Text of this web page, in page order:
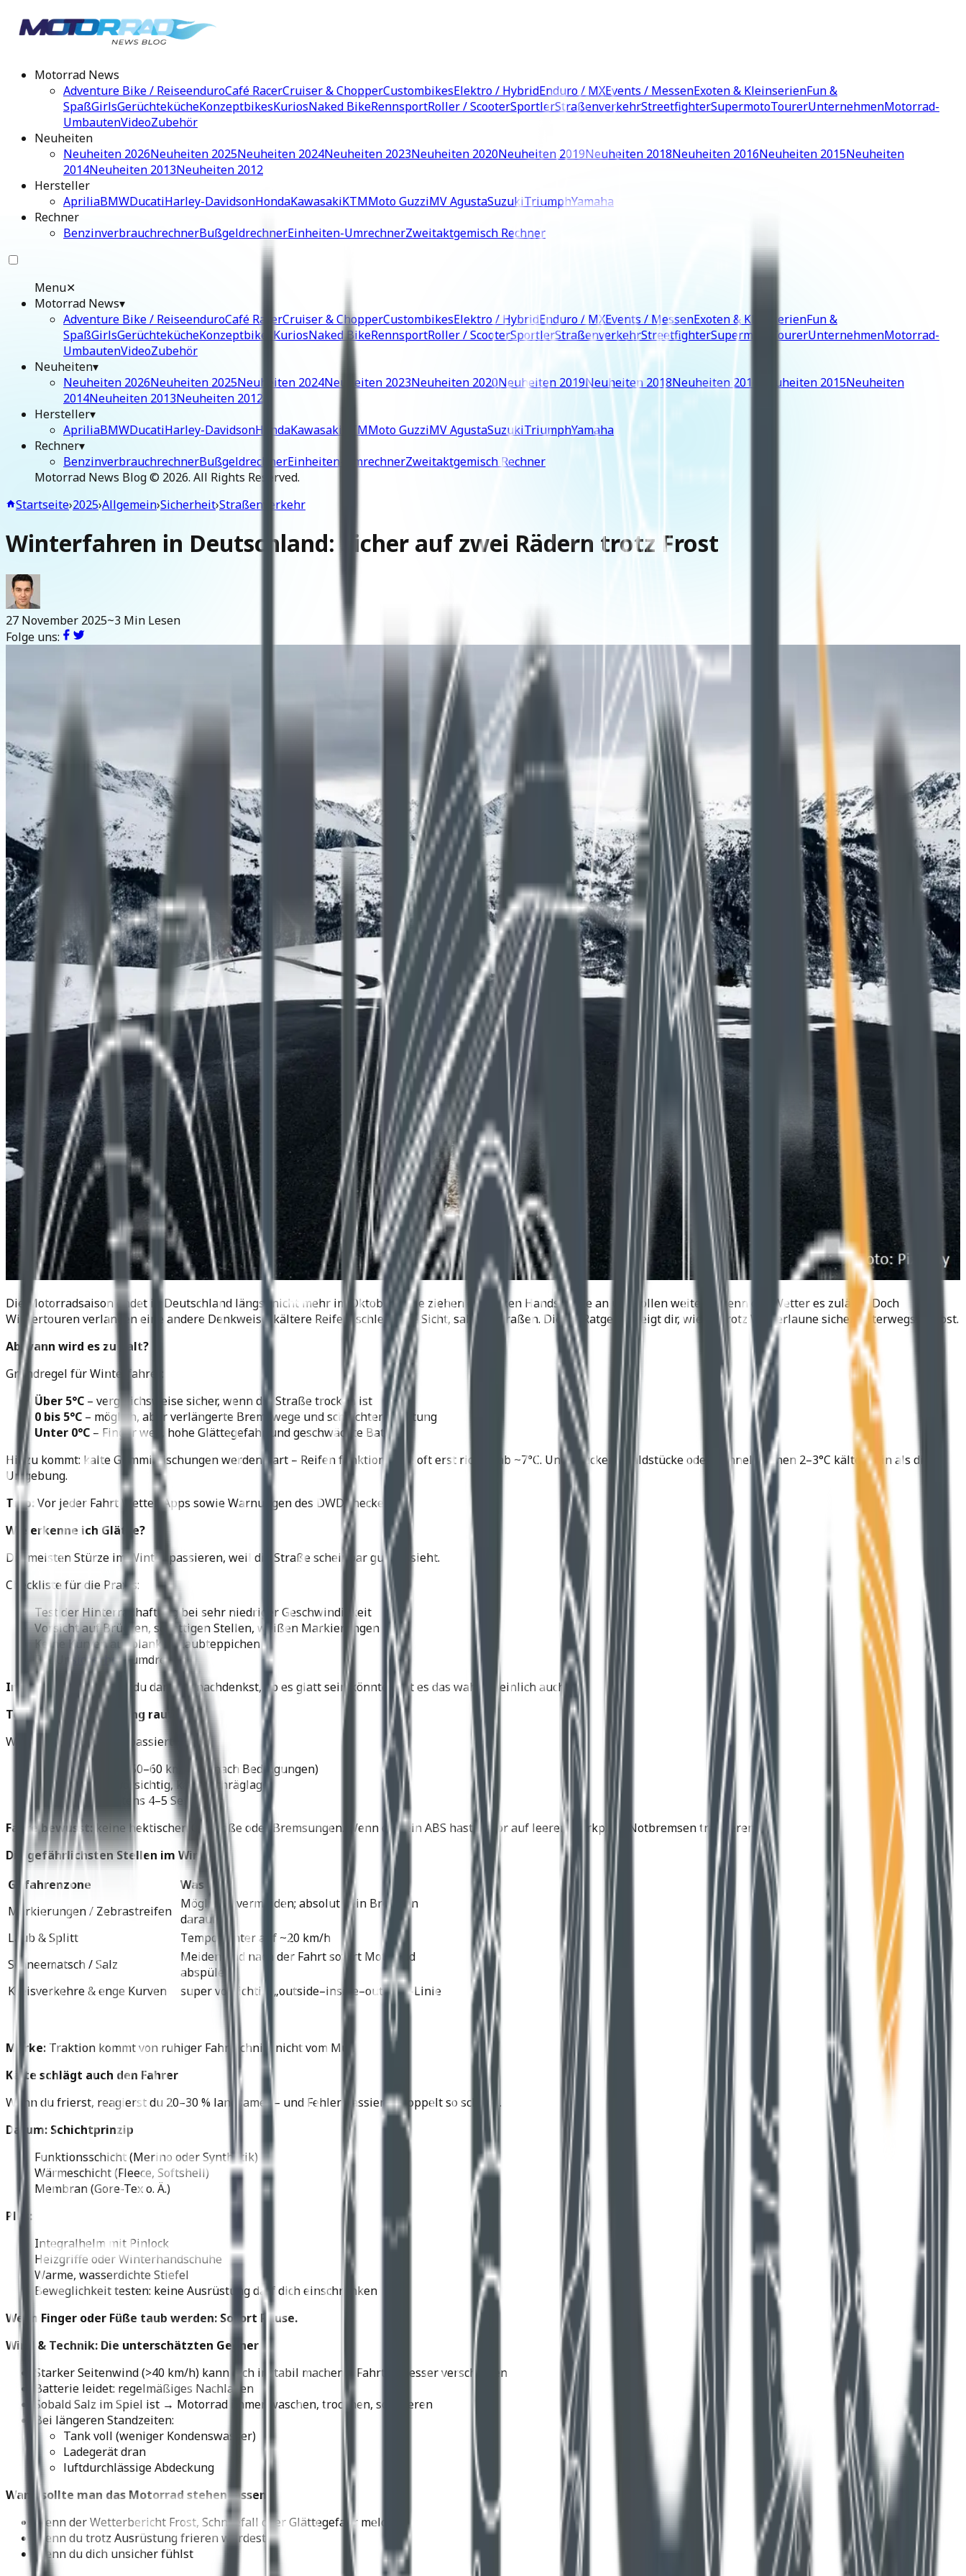
Motorrad News
Adventure Bike / ReiseenduroCafé RacerCruiser & ChopperCustombikesElektro / HybridEnduro / MXEvents / MessenExoten & KleinserienFun &
SpaßGirlsGerüchtekücheKonzeptbikesKuriosNaked BikeRennsportRoller / ScooterSportlerStraßenverkehrStreetfighterSupermotoTourerUnternehmenMotorrad-
UmbautenVideoZubehör
Neuheiten
Neuheiten 2026Neuheiten 2025Neuheiten 2024Neuheiten 2023Neuheiten 2020Neuheiten 2019Neuheiten 2018Neuheiten 2016Neuheiten 2015Neuheiten
2014Neuheiten 2013Neuheiten 2012
Hersteller
ApriliaBMWDucatiHarley-DavidsonHondaKawasakiKTMMoto GuzziMV AgustaSuzukiTriumphYamaha
Rechner
BenzinverbrauchrechnerBußgeldrechnerEinheiten-UmrechnerZweitaktgemisch Rechner
Menu✕
Motorrad News▾
Adventure Bike / ReiseenduroCafé RacerCruiser & ChopperCustombikesElektro / HybridEnduro / MXEvents / MessenExoten & KleinserienFun &
SpaßGirlsGerüchtekücheKonzeptbikes KuriosNaked BikeRennsportRoller / ScooterSportlerStraßenverkehrStreetfighterSupermoto TourerUnternehmenMotorrad-
UmbautenVideoZubehör
Neuheiten▾
Neuheiten 2026Neuheiten 2025Neuheiten 2024Neuheiten 2023Neuheiten 2020Neuheiten 2019Neuheiten 2018Neuheiten 2016 Neuheiten 2015Neuheiten
2014Neuheiten 2013Neuheiten 2012
Hersteller▾
ApriliaBMWDucatiHarley-DavidsonHondaKawasaki KTMMoto GuzziMV AgustaSuzukiTriumphYamaha
Rechner▾
BenzinverbrauchrechnerBußgeldrechnerEinheiten-UmrechnerZweitaktgemisch Rechner
Motorrad News Blog © 2026. All Rights Reserved.
Startseite›2025›Allgemein›Sicherheit›Straßenverkehr
Winterfahren in Deutschland: Sicher auf zwei Rädern trotz Frost
27 November 2025~3 Min Lesen
Folge uns:
Die Motorradsaison endet in Deutschland längst nicht mehr im Oktober. Viele ziehen die dicken Handschuhe an und rollen weiter – wenn das Wetter es zulässt. Doch
Wintertouren verlangen eine andere Denkweise: kältere Reifen, schlechtere Sicht, salzige Straßen. Dieser Ratgeber zeigt dir, wie du trotz Winterlaune sicher unterwegs bleibst.
Ab wann wird es zu kalt?
Grundregel für Winterfahrer:
Über 5°C – vergleichsweise sicher, wenn die Straße trocken ist
0 bis 5°C – möglich, aber verlängerte Bremswege und schlechtere Haftung
Unter 0°C – Finger weg, hohe Glättegefahr und geschwächte Batterie
Hinzu kommt: kalte Gummimischungen werden hart – Reifen funktionieren oft erst richtig ab ~7°C. Und Brücken, Waldstücke oder Tunnel können 2–3°C kälter sein als die
Umgebung.
Tipp:Vor jeder Fahrt Wetter-Apps sowie Warnungen des DWD checken.
Wie erkenne ich Glätte?
Die meisten Stürze im Winter passieren, weil die Straße scheinbar gut aussieht.
Checkliste für die Praxis:
Test der Hinterradhaftung bei sehr niedriger Geschwindigkeit
Vorsicht auf Brücken, schattigen Stellen, weißen Markierungen
Keine Kurven auf blanken Laubteppichen
Bei Unsicherheit: umdrehen
Im Zweifel gilt:Wenn du darüber nachdenkst, ob es glatt sein könnte – ist es das wahrscheinlich auch.
Tempo runter – Planung rauf
Winter bedeutet: alles passiert träger.
Geradeaus max. ~50–60 km/h (je nach Bedingungen)
Kurven extrem vorsichtig, kaum Schräglage
Abstand mindestens 4–5 Sekunden
Fahre bewusst: keine hektischen Gasstöße oder Bremsungen. Wenn du kein ABS hast: zuvor auf leerem Parkplatz Notbremsen trainieren.
Die gefährlichsten Stellen im Winter
Gefahrenzone
Was tun?
Markierungen / Zebrastreifen Möglichst vermeiden; absolut kein Bremsen
darauf
Laub & Splitt
Tempo runter auf ~20 km/h
Schneematsch / Salz
Meiden und nach der Fahrt sofort Motorrad
abspülen
Kreisverkehre & enge Kurven
super vorsichtig, „outside–inside–outside“-Linie
Merke: Traktion kommt von ruhiger Fahrtechnik, nicht vom Mut.
Kälte schlägt auch den Fahrer
Wenn du frierst, reagierst du 20–30 % langsamer – und Fehler passieren doppelt so schnell.
Darum: Schichtprinzip
Funktionsschicht (Merino oder Synthetik)
Wärmeschicht (Fleece, Softshell)
Membran (Gore-Tex o. Ä.)
Plus:
Integralhelm mit Pinlock
Heizgriffe oder Winterhandschuhe
Warme, wasserdichte Stiefel
Beweglichkeit testen: keine Ausrüstung darf dich einschränken
Wenn Finger oder Füße taub werden: Sofort Pause.
Wind & Technik: Die unterschätzten Gegner
Starker Seitenwind (>40 km/h) kann dich instabil machen – Fahrten besser verschieben
Batterie leidet: regelmäßiges Nachladen
Sobald Salz im Spiel ist → Motorrad immer waschen, trocknen, schmieren
Bei längeren Standzeiten:
Tank voll (weniger Kondenswasser)
Ladegerät dran
luftdurchlässige Abdeckung
Wann sollte man das Motorrad stehen lassen?
Wenn der Wetterbericht Frost, Schneefall oder Glättegefahr meldet
Wenn du trotz Ausrüstung frieren würdest
Wenn du dich unsicher fühlst